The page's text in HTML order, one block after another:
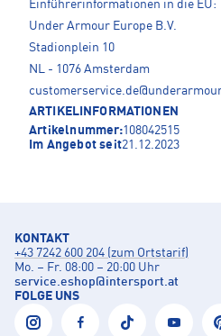
Einführerinformationen in die EU:
Under Armour Europe B.V.
Stadionplein 10
NL - 1076 Amsterdam
ARTIKELINFORMATIONEN
Artikelnummer:108042515
Im Angebot seit21.12.2023
KONTAKT
+43 7242 600 204 (zum Ortstarif)
Mo. – Fr. 08:00 – 20:00 Uhr
service.eshop@intersport.at
FOLGE UNS